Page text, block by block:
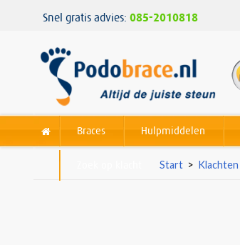
Snel gratis advies: 085-2010818
Braces Hulpmiddelen
Start > Klachten